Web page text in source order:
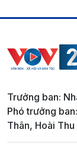
Trưởng ban:
Phó trưởng
Thân, Hoài Thu